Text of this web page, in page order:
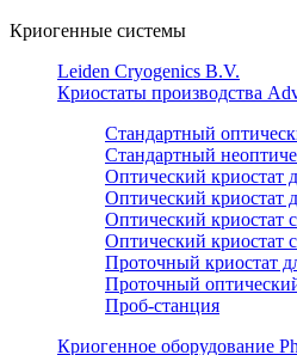
Криогенные системы
Leiden Cryogenics B.V.
Криостаты производства
Стандартный
Стандартный
Оптический криостат
Оптический криостат
Оптический криостат
Оптический криостат
Проточный криостат
Проточный
Проб-станция
Криогенное оборудование